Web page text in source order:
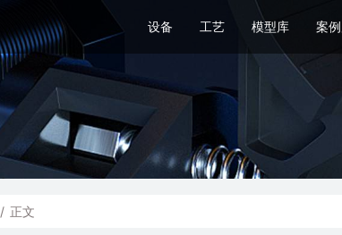
设备 工艺 模型库 案
/ 正文